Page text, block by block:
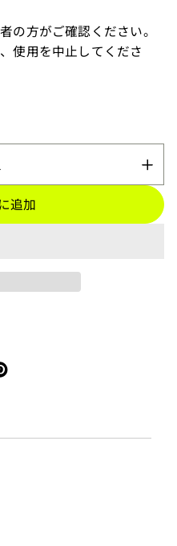
の方がご確認ください。
使用を中止してくださ
追加